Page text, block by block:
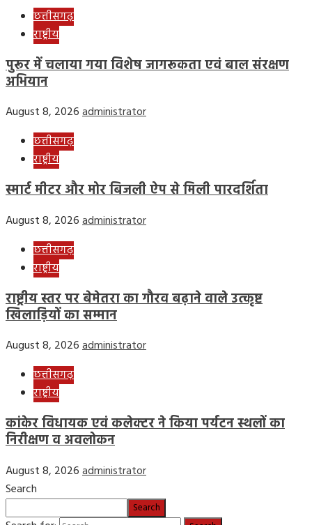
छत्तीसगढ़
राष्ट्रीय
पुरूर में चलाया गया विशेष जागरूकता एवं बाल संरक्षण
अभियान
August 8, 2026administrator
छत्तीसगढ़
राष्ट्रीय
स्मार्ट मीटर और मोर बिजली ऐप से मिली पारदर्शिता
August 8, 2026administrator
छत्तीसगढ़
राष्ट्रीय
राष्ट्रीय स्तर पर बेमेतरा का गौरव बढ़ाने वाले उत्कृष्ट
खिलाड़ियों का सम्मान
August 8, 2026administrator
छत्तीसगढ़
राष्ट्रीय
कांकेर विधायक एवं कलेक्टर ने किया पर्यटन स्थलों का
निरीक्षण व अवलोकन
August 8, 2026administrator
Search
Search